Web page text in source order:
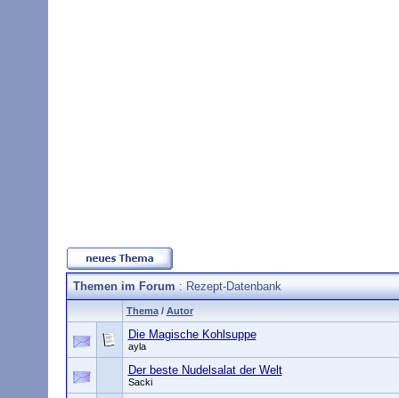
Themen im Forum: Rezept-Datenbank
Thema/ Autor
Die Magische Kohlsuppe
ayla
Der beste Nudelsalat der Welt
Sacki